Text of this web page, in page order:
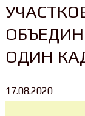
ОДИН
17.08.2020